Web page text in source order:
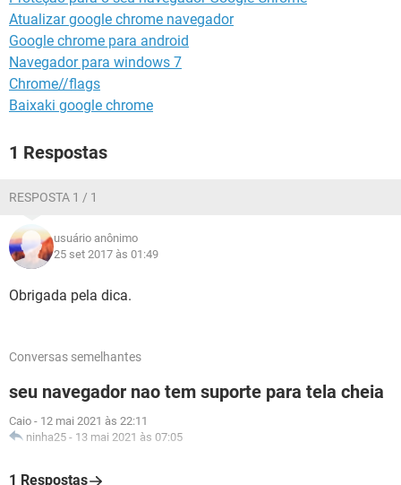
Atualizar google chrome navegador
Google chrome para android
Navegador para windows 7
Chrome//flags
Baixaki google chrome
1 Respostas
RESPOSTA 1 / 1
usuário anônimo
25 set 2017 às 01:49
Obrigada pela dica.
Conversas semelhantes
seu navegador nao tem suporte para tela cheia
Caio - 12 mai 2021 às 22:11
ninha25 - 13 mai 2021 às 07:05
1 Respostas